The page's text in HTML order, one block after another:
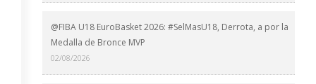
@FIBA U18 EuroBasket 2026: #SelMasU18, Derrota, a por la
Medalla de Bronce MVP
02/08/2026